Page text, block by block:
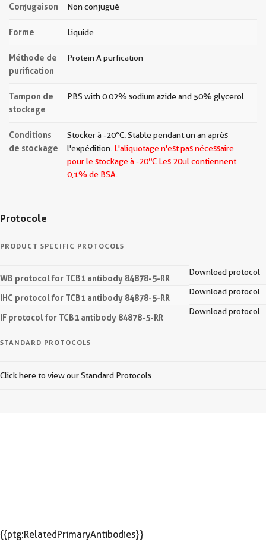
Conjugaison Non conjugué
Forme Liquide
Méthode de
purification
Protein A purfication
Tampon de
stockage
PBS with 0.02% sodium azide and 50% glycerol
Conditions
de stockage
Stocker à -20°C. Stable pendant un an après
l'expédition. L'aliquotage n'est pas nécessaire
pour le stockage à -20oC Les 20ul contiennent
0,1% de BSA.
Protocole
PRODUCT SPECIFIC PROTOCOLS
WB protocol for TCB1 antibody 84878-5-RR
Download protocol
IHC protocol for TCB1 antibody 84878-5-RR
Download protocol
IF protocol for TCB1 antibody 84878-5-RR
Download protocol
STANDARD PROTOCOLS
Click here to view our Standard Protocols
{{ptg:RelatedPrimaryAntibodies}}